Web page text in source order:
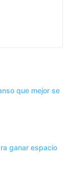
que mejor se
ganar espacio